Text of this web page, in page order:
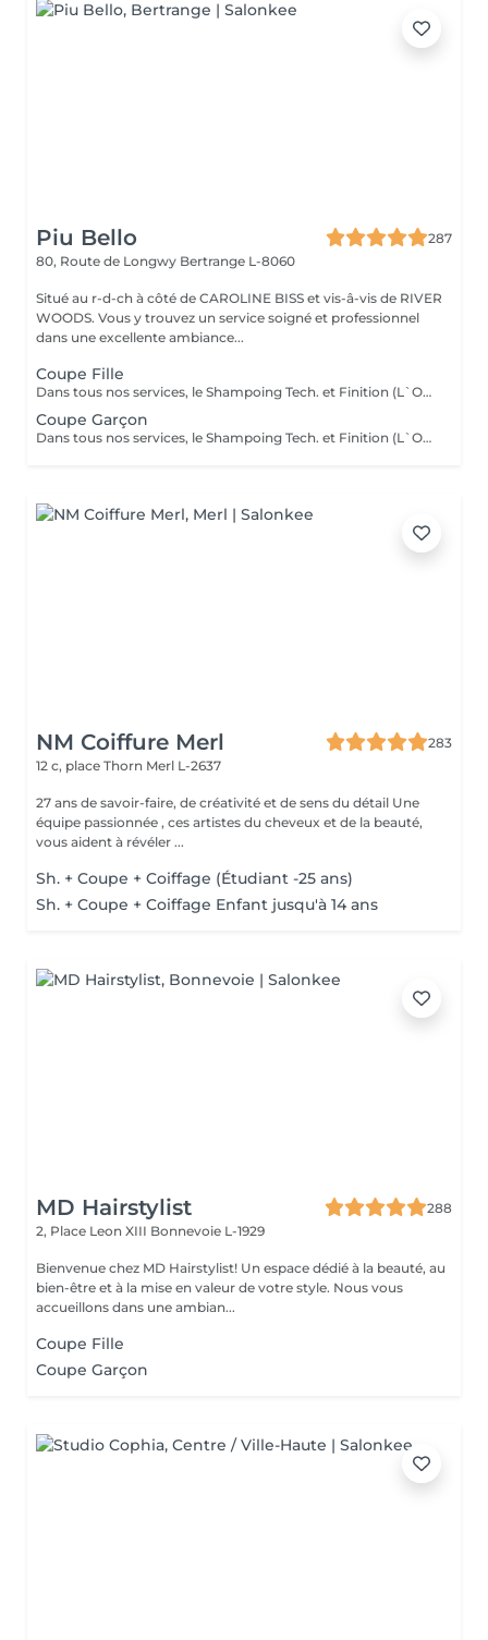
Piu Bello
287
80, Route de Longwy Bertrange L-8060
Situé au r-d-ch à côté de CAROLINE BISS et vis-â-vis de RIVER
WOODS. Vous y trouvez un service soigné et professionnel
dans une excellente ambiance...
Coupe Fille
Dans tous nos services, le Shampoing Tech. et Finition (L`OREAL)sont compris.
Coupe Garçon
Dans tous nos services, le Shampoing Tech. et Finition (L`OREAL)sont compris.
NM Coiffure Merl
283
12 c, place Thorn Merl L-2637
27 ans de savoir-faire, de créativité et de sens du détail Une
équipe passionnée , ces artistes du cheveux et de la beauté,
vous aident à révéler ...
Sh. + Coupe + Coiffage (Étudiant -25 ans)
Sh. + Coupe + Coiffage Enfant jusqu'à 14 ans
MD Hairstylist
288
2, Place Leon XIII Bonnevoie L-1929
Bienvenue chez MD Hairstylist! Un espace dédié à la beauté, au
bien-être et à la mise en valeur de votre style. Nous vous
accueillons dans une ambian...
Coupe Fille
Coupe Garçon